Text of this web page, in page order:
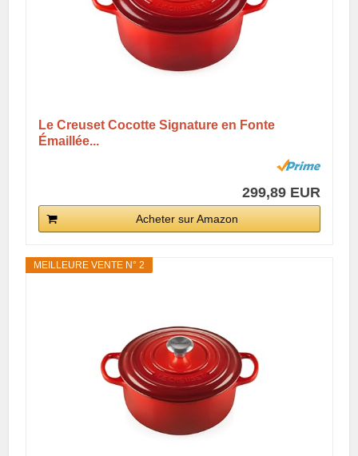
Le Creuset Cocotte Signature en Fonte
Émaillée...
299,89 EUR
Acheter sur Amazon
MEILLEURE VENTE N° 2